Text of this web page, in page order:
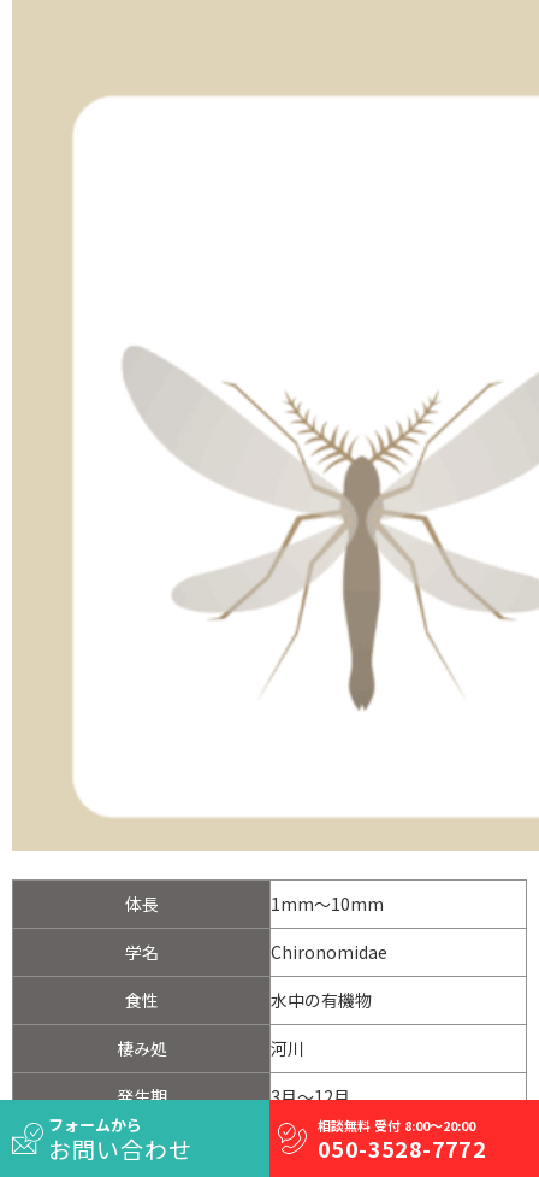
フォームから
お問い合わせ
相談無料 受付 8:00～20:00
050-3528-7772
体長
1mm～10mm
学名
Chironomidae
食性
水中の有機物
棲み処
河川
発生期
3月～12月